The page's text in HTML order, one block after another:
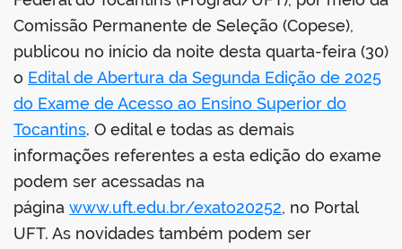
Comissão Permanente de Seleção (Copese),
publicou no início da noite desta quarta-feira (30)
o Edital de Abertura da Segunda Edição de 2025
do Exame de Acesso ao Ensino Superior do
Tocantins. O edital e todas as demais
informações referentes a esta edição do exame
podem ser acessadas na
página www.uft.edu.br/exato20252, no Portal
UFT. As novidades também podem ser